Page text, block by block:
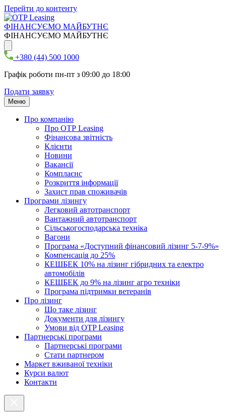
Перейти до контенту
ФІНАНСУЄМО МАЙБУТНЄ
ФІНАНСУЄМО МАЙБУТНЄ
+380 (44) 500 1000
Графік роботи пн-пт з 09:00 до 18:00
Подати заявку
Меню
Про компанію
Про ОТР Leasing
Фінансова звітність
Клієнти
Новини
Вакансії
Комплаєнс
Розкриття інформації
Захист прав споживачів
Програми лізингу
Легковий автотранспорт
Вантажний автотранспорт
Cільськогосподарська техніка
Вагони
Програма «Доступний фінансовий лізинг 5-7-9%»
Компенсація до 25%
КЕШБЕК 10% на лізинг гібридних та електро
автомобілів
КЕШБЕК до 9% на лізинг агро техніки
Програма підтримки ветеранів
Про лізинг
Що таке лізинг
Документи для лізингу
Умови від OTP Leasing
Партнерські програми
Партнерські програми
Стати партнером
Маркет вживаної техніки
Курси валют
Контакти